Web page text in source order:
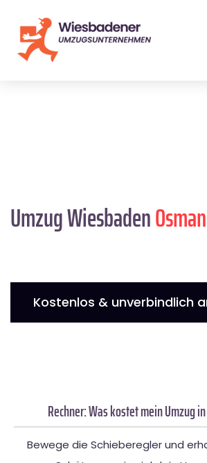
Umzug Wiesbaden
Kostenlos & unverbindlich
Rechner: Was kostet mein Umzug
Bewege die Schieberegler und